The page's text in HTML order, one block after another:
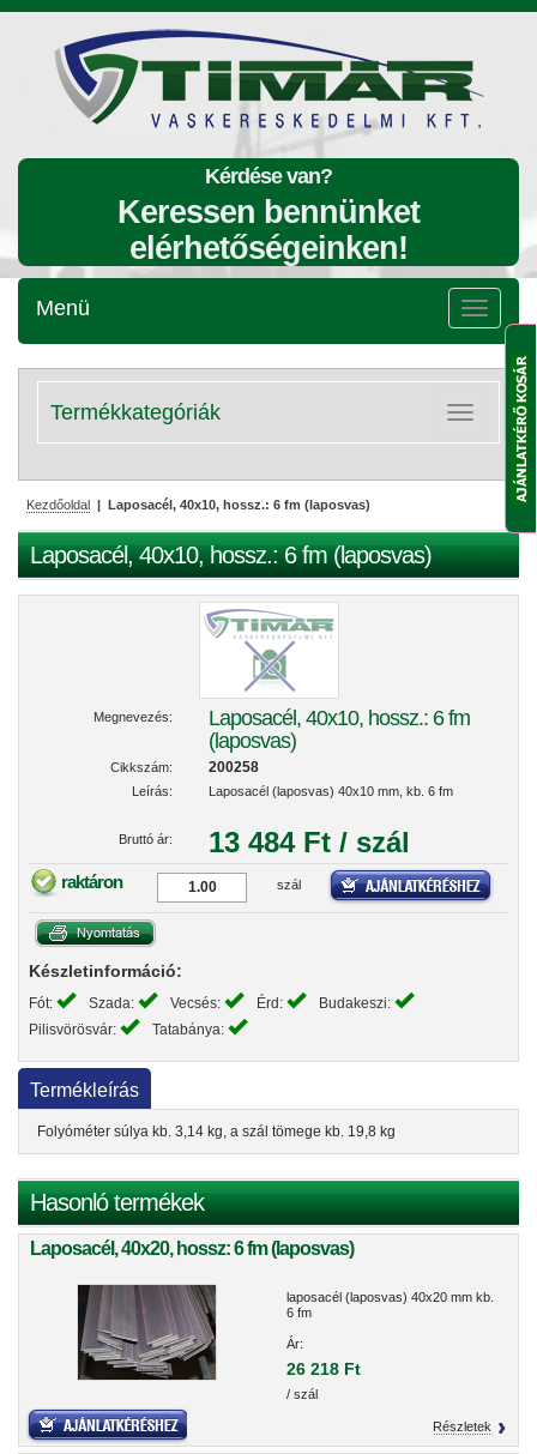
Kérdése van?
Keressen bennünket
elérhetőségeinken!
Menü
Menü
Kategóriák
lenyitása
Termékkategóriák
Kezdőoldal | Laposacél, 40x10, hossz.: 6 fm (laposvas)
Laposacél, 40x10, hossz.: 6 fm (laposvas)
Megnevezés:
Laposacél, 40x10, hossz.: 6 fm
(laposvas)
Cikkszám: 200258
Leírás: Laposacél (laposvas) 40x10 mm, kb. 6 fm
Bruttó ár: 13 484 Ft / szál
raktáron szál
Készletinformáció:
Fót: Szada: Vecsés: Érd:
Budakeszi:
Pilisvörösvár:
Tatabánya:
Termékleírás
Folyóméter súlya kb. 3,14 kg, a szál tömege kb. 19,8 kg
Hasonló termékek
Laposacél, 40x20, hossz: 6 fm (laposvas)
laposacél (laposvas) 40x20 mm kb.
6 fm
Ár:
26 218 Ft
/ szál
Részletek